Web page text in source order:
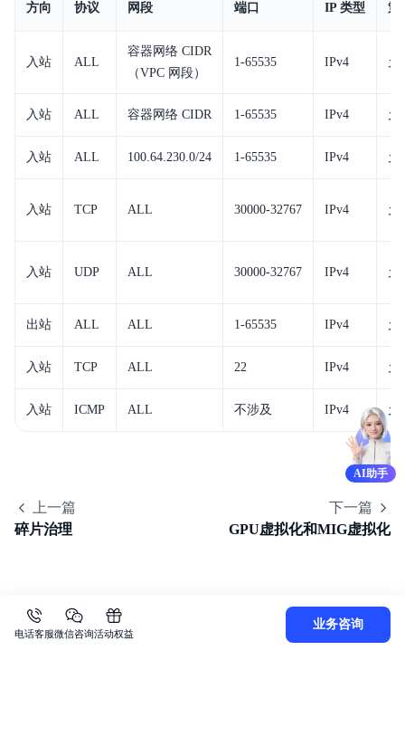
方向 协议 网段 端口 IP 类型 策
入站 ALL
容器网络 CIDR
（VPC 网段）
1-65535 IPv4 允
入站 ALL 容器网络 CIDR 1-65535 IPv4 允
入站 ALL 100.64.230.0/24 1-65535 IPv4 允
入站 TCP ALL 30000-32767 IPv4 允
入站 UDP ALL 30000-32767 IPv4 允
出站 ALL ALL 1-65535 IPv4 允
入站 TCP ALL 22 IPv4 允
入站 ICMP ALL 不涉及 IPv4 允
上一篇
碎片治理
下一篇
GPU虚拟化和MIG虚拟化
AI助手
电话客服微信咨询活动权益
业务咨询